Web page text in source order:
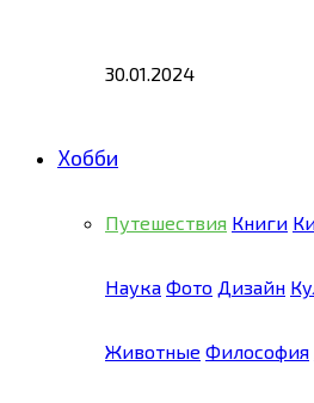
30.01.2024
Хобби
Путешествия Книги
Наука Фото Дизайн
Животные Философия